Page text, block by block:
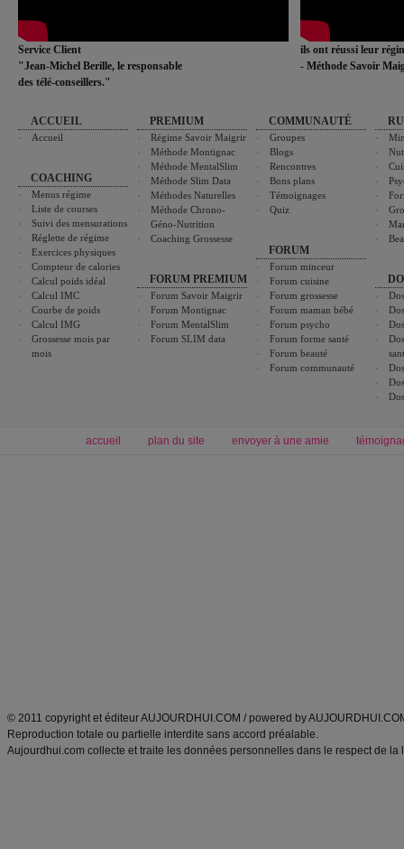
Service Client
"Jean-Michel Berille, le responsable
des télé-conseillers."
ils ont réussi leur
- Méthode Savoir
ACCUEIL
Accueil
COACHING
Menus régime
Liste de courses
Suivi des mensurations
Réglette de régime
Exercices physiques
Compteur de calories
Calcul poids idéal
Calcul IMC
Courbe de poids
Calcul IMG
Grossesse mois par
mois
PREMIUM
Régime Savoir Maigrir
Méthode Montignac
Méthode MentalSlim
Méthode Slim Data
Méthodes Naturelles
Méthode Chrono-
Géno-Nutrition
Coaching Grossesse
FORUM PREMIUM
Forum Savoir Maigrir
Forum Montignac
Forum MentalSlim
Forum SLIM data
COMMUNAUTÉ
Groupes
Blogs
Rencontres
Bons plans
Témoignages
Quiz
FORUM
Forum minceur
Forum cuisine
Forum grossesse
Forum maman bébé
Forum psycho
Forum forme santé
Forum beauté
Forum communauté
accueil plan du site envoyer à une amie
© 2011 copyright et éditeur AUJOURDHUI.COM / powered by
Reproduction totale ou partielle interdite sans accord préalable.
Aujourdhui.com collecte et traite les données personnelles dans le respect de